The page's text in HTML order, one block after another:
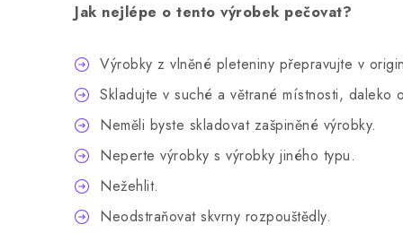
Jak nejlépe o tento výrobek pečovat?
Výrobky z vlněné pleteniny přepravujte v
Skladujte v suché a větrané místnosti,
Neměli byste skladovat zašpiněné výrobky.
Neperte výrobky s výrobky jiného typu.
Nežehlit.
Neodstraňovat skvrny rozpouštědly.